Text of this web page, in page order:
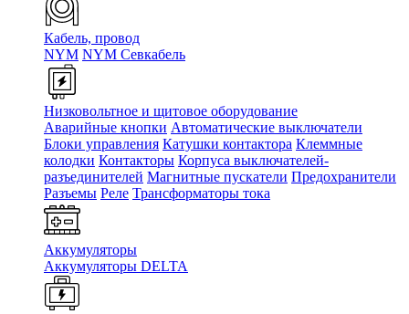
Кабель, провод
NYM NYM Севкабель
Низковольтное и щитовое оборудование
Аварийные кнопки Автоматические выключатели
Блоки управления Катушки контактора Клеммные
колодки Контакторы Корпуса выключателей-
разъединителей Магнитные пускатели Предохранители
Разъемы Реле Трансформаторы тока
Аккумуляторы
Аккумуляторы DELTA